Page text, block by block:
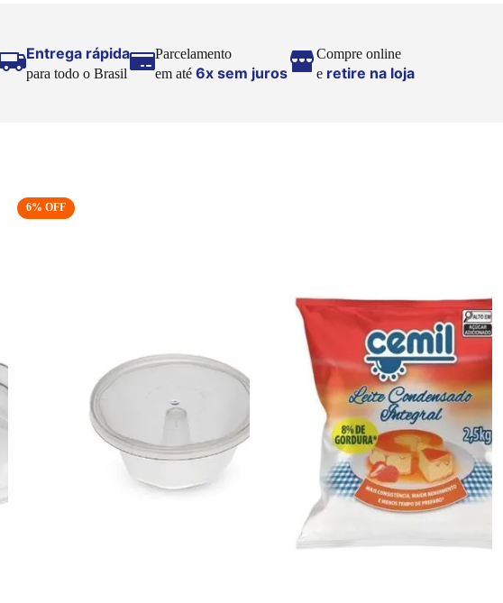
Entrega rápida
para todo o Brasil
Parcelamento
em até 6x sem juros
Compre online
e retire na loja
6% OFF